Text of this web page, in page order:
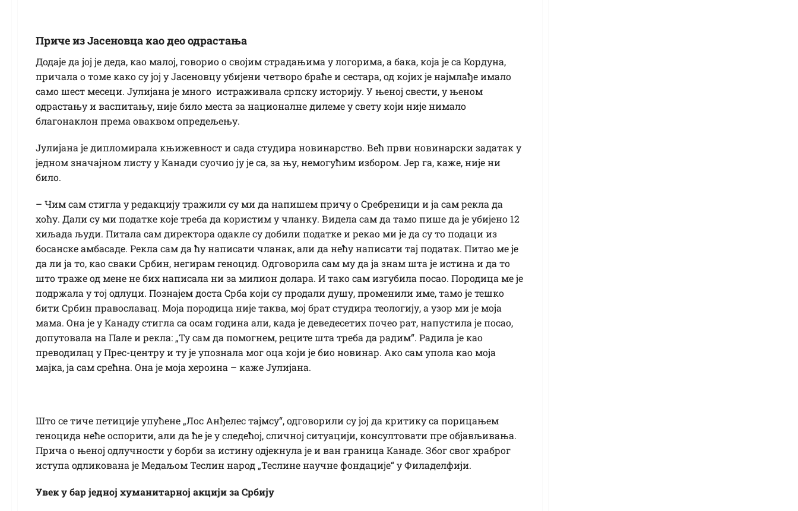
Приче из Јасеновца као део одрастања
Додаје да јој је деда, као малој, говорио о својим страдањима у логорима, а бака, која је са Кордуна,
причала о томе како су јој у Јасеновцу убијени четворо браће и сестара, од којих је најмлађе имало
само шест месеци. Јулијана је много истраживала српску историју. У њеној свести, у њеном
одрастању и васпитању, није било места за националне дилеме у свету који није нимало
благонаклон према оваквом опредељењу.
Јулијана је дипломирала књижевност и сада студира новинарство. Већ први новинарски задатак у
једном значајном листу у Канади суочио ју је са, за њу, немогућим избором. Јер га, каже, није ни
било.
– Чим сам стигла у редакцију тражили су ми да напишем причу о Сребреници и ја сам рекла да
хоћу. Дали су ми податке које треба да користим у чланку. Видела сам да тамо пише да је убијено 12
хиљада људи. Питала сам директора одакле су добили податке и рекао ми је да су то подаци из
босанске амбасаде. Рекла сам да ћу написати чланак, али да нећу написати тај податак. Питао ме је
да ли ја то, као сваки Србин, негирам геноцид. Одговорила сам му да ја знам шта је истина и да то
што траже од мене не бих написала ни за милион долара. И тако сам изгубила посао. Породица ме је
подржала у тој одлуци. Познајем доста Срба који су продали душу, променили име, тамо је тешко
бити Србин православац. Моја породица није таква, мој брат студира теологију, а узор ми је моја
мама. Она је у Канаду стигла са осам година али, када је деведесетих почео рат, напустила је посао,
допутовала на Пале и рекла: „Ту сам да помогнем, реците шта треба да радим“. Радила је као
преводилац у Прес-центру и ту је упознала мог оца који је био новинар. Ако сам упола као моја
мајка, ја сам срећна. Она је моја хероина – каже Јулијана.
Што се тиче петиције упућене „Лос Анђелес тајмсу“, одговорили су јој да критику са порицањем
геноцида неће оспорити, али да ће је у следећој, сличној ситуацији, консултовати пре објављивања.
Прича о њеној одлучности у борби за истину одјекнула је и ван граница Канаде. Због свог храброг
иступа одликована је Медаљом Теслин народ „Теслине научне фондације“ у Филаделфији.
Увек у бар једној хуманитарној акцији за Србију